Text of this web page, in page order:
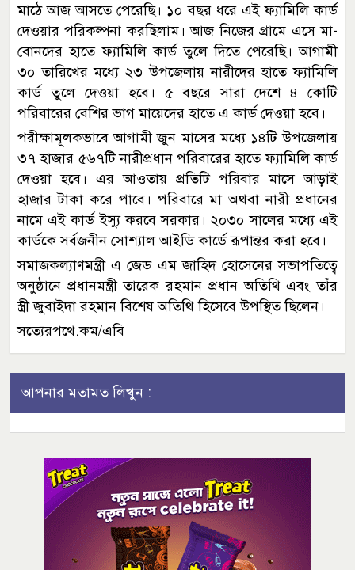
মাঠে আজ আসতে পেরেছি। ১০ বছর ধরে এই ফ্যামিলি কার্ড
দেওয়ার পরিকল্পনা করছিলাম। আজ নিজের গ্রামে এসে মা-
বোনদের হাতে ফ্যামিলি কার্ড তুলে দিতে পেরেছি। আগামী
৩০ তারিখের মধ্যে ২৩ উপজেলায় নারীদের হাতে ফ্যামিলি
কার্ড তুলে দেওয়া হবে। ৫ বছরে সারা দেশে ৪ কোটি
পরিবারের বেশির ভাগ মায়েদের হাতে এ কার্ড দেওয়া হবে।
পরীক্ষামূলকভাবে আগামী জুন মাসের মধ্যে ১৪টি উপজেলায়
৩৭ হাজার ৫৬৭টি নারীপ্রধান পরিবারের হাতে ফ্যামিলি কার্ড
দেওয়া হবে। এর আওতায় প্রতিটি পরিবার মাসে আড়াই
হাজার টাকা করে পাবে। পরিবারে মা অথবা নারী প্রধানের
নামে এই কার্ড ইস্যু করবে সরকার। ২০৩০ সালের মধ্যে এই
কার্ডকে সর্বজনীন সোশ্যাল আইডি কার্ডে রূপান্তর করা হবে।
সমাজকল্যাণমন্ত্রী এ জেড এম জাহিদ হোসেনের সভাপতিত্বে
অনুষ্ঠানে প্রধানমন্ত্রী তারেক রহমান প্রধান অতিথি এবং তাঁর
স্ত্রী জুবাইদা রহমান বিশেষ অতিথি হিসেবে উপস্থিত ছিলেন।
সত্যেরপথে.কম/এবি
আপনার মতামত লিখুন :